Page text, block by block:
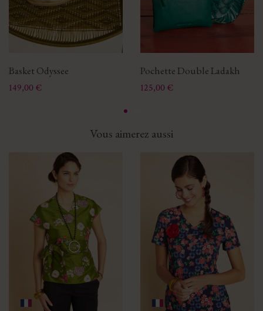
Basket Odyssee
Prix
149,00 €
Pochette Double Ladakh
Prix
125,00 €
Vous aimerez aussi